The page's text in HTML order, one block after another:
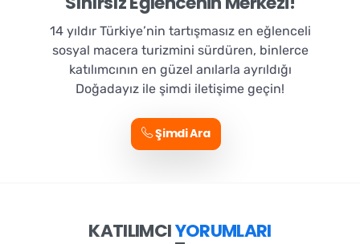
14 yıldır Türkiye’nin tartışmasız en eğlenceli
sosyal macera turizmini sürdüren, binlerce
katılımcının en güzel anılarla ayrıldığı
Doğadayız ile şimdi iletişime geçin!
Şimdi Ara
KATILIMCIYORUMLARI